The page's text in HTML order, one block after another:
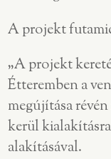
A projekt
„A projekt
Étteremben a
megújítása
kerül
alakításával.